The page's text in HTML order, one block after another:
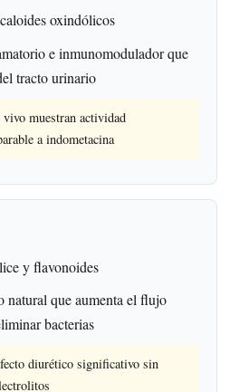
oxindólicos
e inmunomodulador que
tracto urinario
muestran actividad
a indometacina
y flavonoides
natural que aumenta el flujo
bacterias
diurético significativo sin